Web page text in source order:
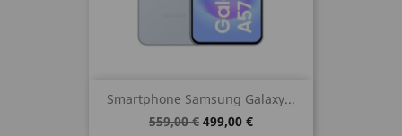
Smartphone Samsung Galaxy...
559,00 € 499,00 €